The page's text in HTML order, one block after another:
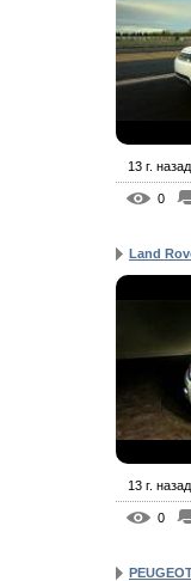
13 г. назад
0
Land
13 г. назад
0